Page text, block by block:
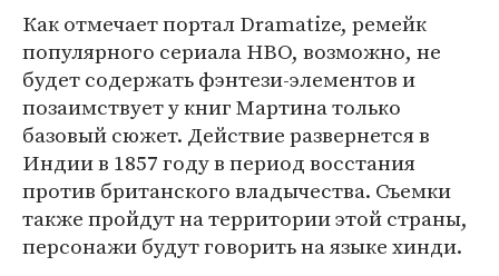
Как отмечает портал Dramatize, ремейк
популярного сериала HBO, возможно, не
будет содержать фэнтези-элементов и
позаимствует у книг Мартина только
базовый сюжет. Действие развернется в
Индии в 1857 году в период восстания
против британского владычества. Съемки
также пройдут на территории этой страны,
персонажи будут говорить на языке хинди.